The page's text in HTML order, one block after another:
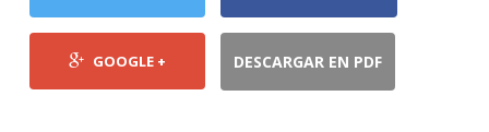
GOOGLE + DESCARGAR EN PDF